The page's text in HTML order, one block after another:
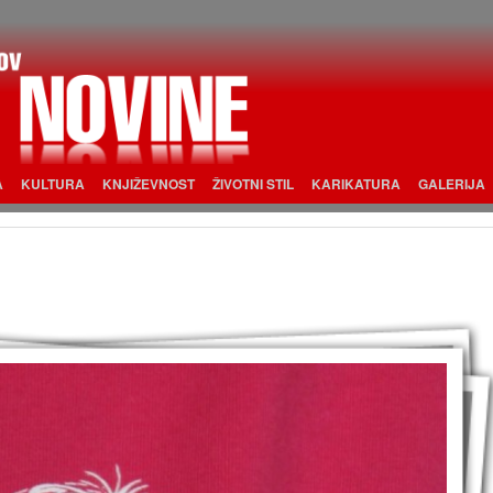
KULTURA KNJIŽEVNOST ŽIVOTNI STIL KARIKATURA GALERIJA